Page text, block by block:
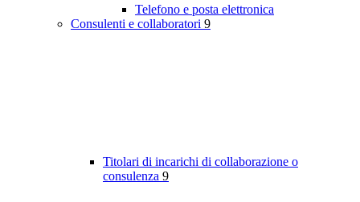
Telefono e posta elettronica
Consulenti e collaboratori 9
Titolari di incarichi di collaborazione o
consulenza 9